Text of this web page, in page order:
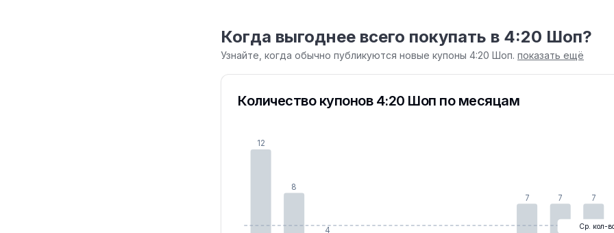
Когда выгоднее всего покупать в 4:20 Шоп?
Узнайте, когда обычно публикуются новые купоны 4:20 Шоп. показать ещё
Количество купонов 4:20 Шоп по месяцам
12
8
4
7 7 7
Ср. кол-